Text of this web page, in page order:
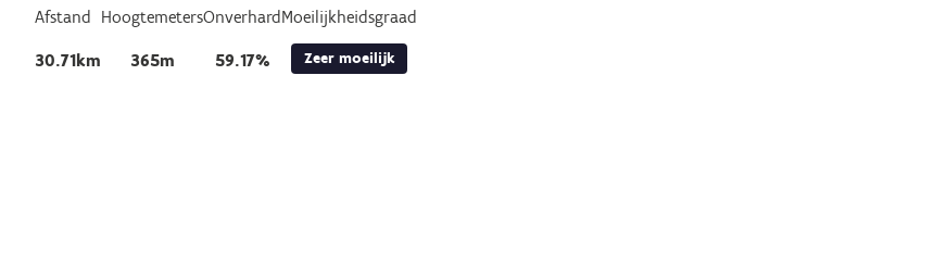
Afstand
30.71km
Hoogtemeters
365m
Onverhard
59.17%
Moeilijkheidsgraad
Zeer moeilijk